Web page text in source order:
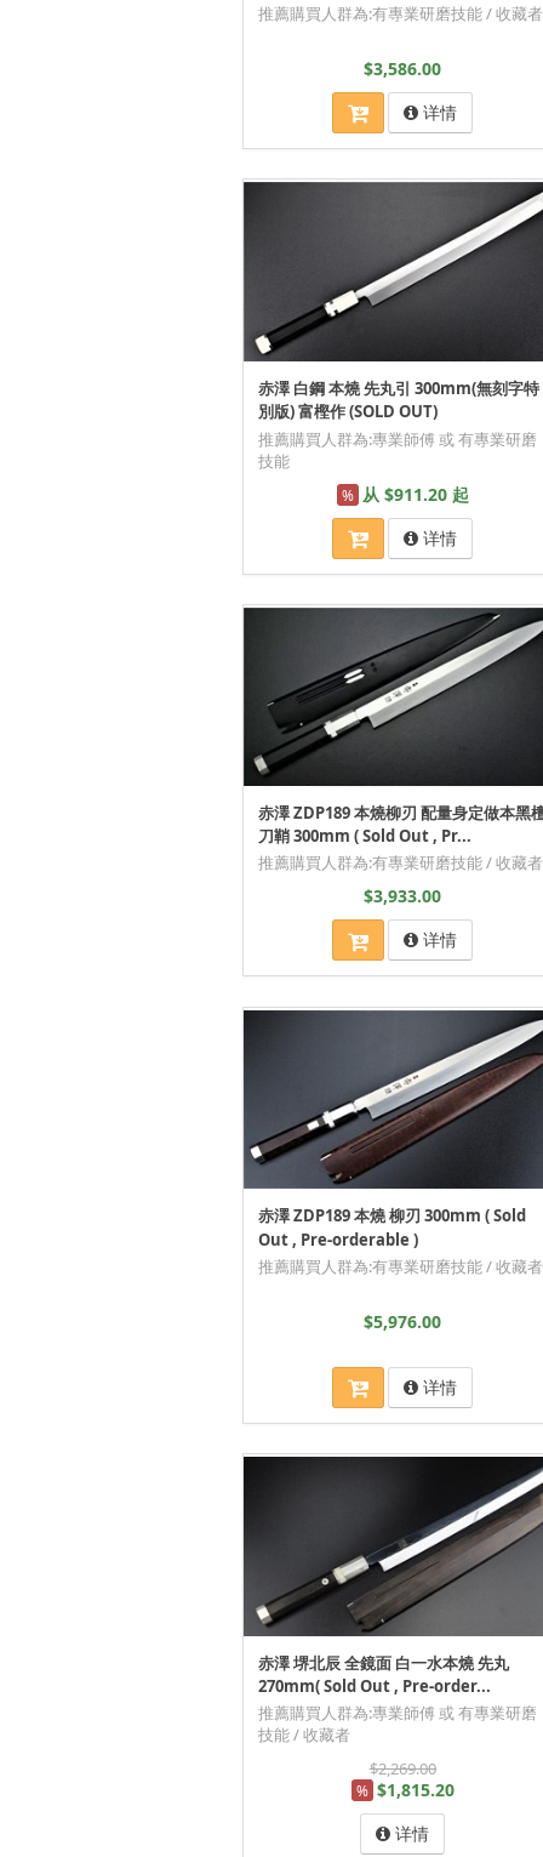
推薦購買人群為:有專業研磨技能 / 收藏者
$3,586.00
详情
赤澤 白鋼 本燒 先丸引 300mm(無刻字特
別版) 富樫作 (SOLD OUT)
推薦購買人群為:專業師傅 或 有專業研磨
技能
% 从 $911.20 起
详情
赤澤 ZDP189 本燒柳刃 配量身定做本黑
刀鞘 300mm ( Sold Out , Pr...
推薦購買人群為:有專業研磨技能 / 收藏者
$3,933.00
详情
赤澤 ZDP189 本燒 柳刃 300mm ( Sold
Out , Pre-orderable )
推薦購買人群為:有專業研磨技能 / 收藏者
$5,976.00
详情
赤澤 堺北辰 全鏡面 白一水本燒 先丸
270mm( Sold Out , Pre-order...
推薦購買人群為:專業師傅 或 有專業研磨
技能 / 收藏者
$2,269.00
% $1,815.20
详情